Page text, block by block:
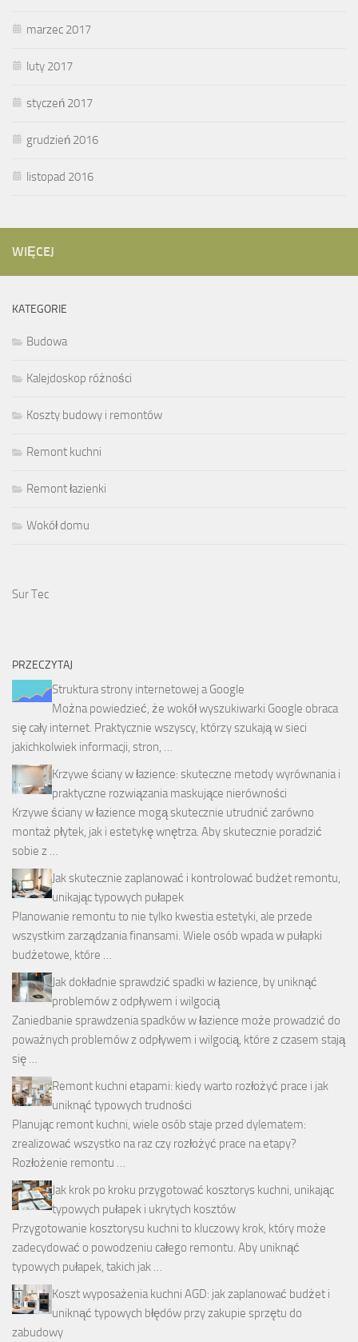
marzec 2017
luty 2017
styczeń 2017
grudzień 2016
listopad 2016
WIĘCEJ
KATEGORIE
Budowa
Kalejdoskop różności
Koszty budowy i remontów
Remont kuchni
Remont łazienki
Wokół domu
Sur Tec
PRZECZYTAJ
Struktura strony internetowej a Google
Można powiedzieć, że wokół wyszukiwarki Google obraca
się cały internet. Praktycznie wszyscy, którzy szukają w sieci
jakichkolwiek informacji, stron, …
Krzywe ściany w łazience: skuteczne metody wyrównania i
praktyczne rozwiązania maskujące nierówności
Krzywe ściany w łazience mogą skutecznie utrudnić zarówno
montaż płytek, jak i estetykę wnętrza. Aby skutecznie poradzić
sobie z …
Jak skutecznie zaplanować i kontrolować budżet remontu,
unikając typowych pułapek
Planowanie remontu to nie tylko kwestia estetyki, ale przede
wszystkim zarządzania finansami. Wiele osób wpada w pułapki
budżetowe, które …
Jak dokładnie sprawdzić spadki w łazience, by uniknąć
problemów z odpływem i wilgocią
Zaniedbanie sprawdzenia spadków w łazience może prowadzić do
poważnych problemów z odpływem i wilgocią, które z czasem stają
się …
Remont kuchni etapami: kiedy warto rozłożyć prace i jak
uniknąć typowych trudności
Planując remont kuchni, wiele osób staje przed dylematem:
zrealizować wszystko na raz czy rozłożyć prace na etapy?
Rozłożenie remontu …
Jak krok po kroku przygotować kosztorys kuchni, unikając
typowych pułapek i ukrytych kosztów
Przygotowanie kosztorysu kuchni to kluczowy krok, który może
zadecydować o powodzeniu całego remontu. Aby uniknąć
typowych pułapek, takich jak …
Koszt wyposażenia kuchni AGD: jak zaplanować budżet i
uniknąć typowych błędów przy zakupie sprzętu do
zabudowy